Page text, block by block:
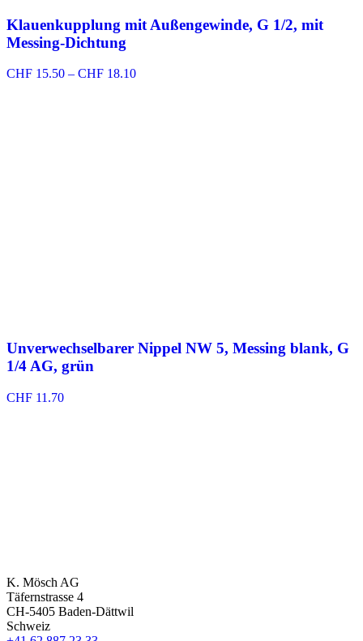
Klauenkupplung mit Außengewinde, G 1/2, mit
Messing-Dichtung
CHF 15.50 – CHF 18.10Preisspanne:
Unverwechselbarer Nippel NW 5, Messing blank, G
1/4 AG, grün
CHF 11.70
K. Mösch AG
Täfernstrasse 4
CH-5405 Baden-Dättwil
Schweiz